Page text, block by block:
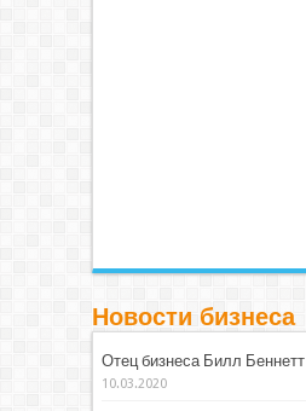
Новости бизнеса
Отец бизнеса Билл Беннетт
10.03.2020